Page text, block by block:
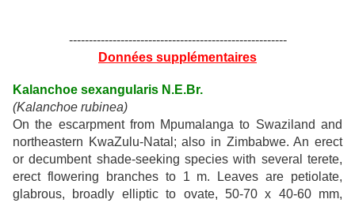
-------------------------------------------------------
Données supplémentaires
Kalanchoe sexangularis N.E.Br.
(Kalanchoe rubinea)
On the escarpment from Mpumalanga to Swaziland and
northeastern KwaZulu-Natal; also in Zimbabwe. An erect
or decumbent shade-seeking species with several terete,
erect flowering branches to 1 m. Leaves are petiolate,
glabrous, broadly elliptic to ovate, 50-70 x 40-60 mm,